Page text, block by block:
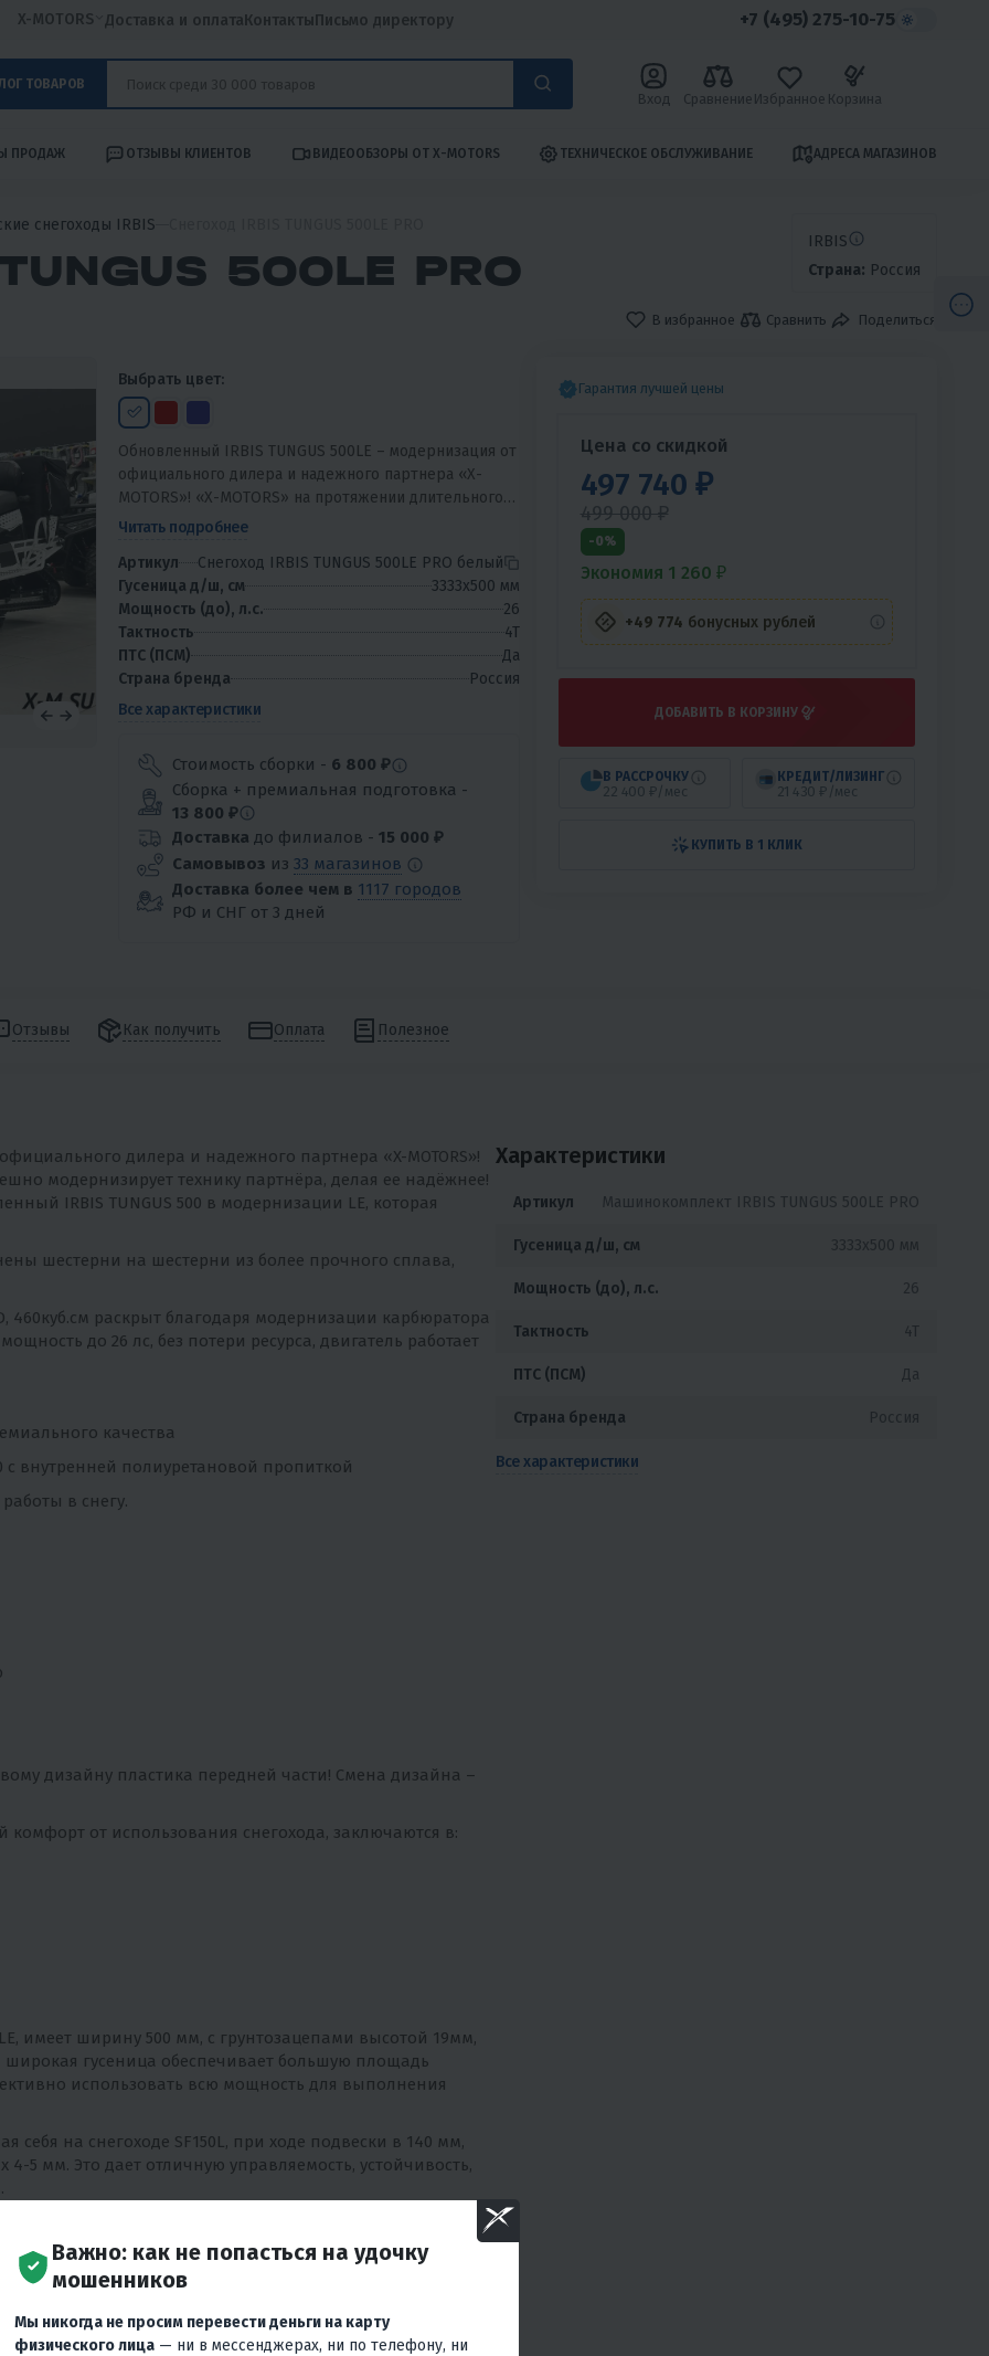
X-MOTORS Доставка и оплатаКонтактыПисьмо директору +7 (495) 275-10-75
ТОВАРОВ
Вход Сравнение Избранное Корзина
ПРОДАЖ ОТЗЫВЫ КЛИЕНТОВ ВИДЕООБЗОРЫ ОТ X-MOTORS ТЕХНИЧЕСКОЕ ОБСЛУЖИВАНИЕ АДРЕСА МАГАЗИНОВ
снегоходы IRBIS
500LE PRO
IRBIS
Страна: Россия
В избранное Сравнить Поделиться
Выбрать цвет:
Обновленный IRBIS TUNGUS 500LE – модернизация от
официального дилера и надежного партнера «X-
MOTORS»! «X-MOTORS» на протяжении длительного
времени успешно модернизирует технику партнёра,
Читать подробнее
Артикул
Снегоход IRBIS TUNGUS 500LE PRO белый
Гусеница д/ш, см
3333х500 мм
Мощность (до), л.с.
26
Тактность
4T
ПТС (ПСМ)
Да
Страна бренда
Россия
Все характеристики
Стоимость сборки - 6 800 ₽
Сборка + премиальная подготовка -
13 800 ₽
Доставка до филиалов - 15 000 ₽
Самовывоз из 33 магазинов
Доставка более чем в 1117 городов
РФ и СНГ от 3 дней
Гарантия лучшей цены
Цена со скидкой
497 740 ₽
499 000 ₽
-0%
Экономия 1 260 ₽
+49 774 бонусных рублей
ДОБАВИТЬ В КОРЗИНУ
В РАССРОЧКУ
22 400 ₽/мес
КРЕДИТ/ЛИЗИНГ
21 430 ₽/мес
КУПИТЬ В 1 КЛИК
Отзывы Как получить Оплата Полезное
дилера и надежного партнера «X-MOTORS»!
модернизирует технику партнёра, делая ее надёжнее!
IRBIS TUNGUS 500 в модернизации LE, которая
шестерни на шестерни из более прочного сплава,
460куб.см раскрыт благодаря модернизации карбюратора
до 26 лс, без потери ресурса, двигатель работает
качества
с внутренней полиуретановой пропиткой
в снегу.
дизайну пластика передней части! Смена дизайна –
от использования снегохода, заключаются в:
имеет ширину 500 мм, с грунтозацепами высотой 19мм,
широкая гусеница обеспечивает большую площадь
использовать всю мощность для выполнения
на снегоходе SF150L, при ходе подвески в 140 мм,
5 мм. Это дает отличную управляемость, устойчивость,
снегохода – широкая и длинная гусеница,
с функцией стояночного тормоза, надежная и простая
кофром объемом 42 литра, доступная цена.
крутую комплектацию опций:
объемом 460 куб.см.
Характеристики
Артикул Машинокомплект IRBIS TUNGUS 500LE PRO
Гусеница д/ш, см 3333х500 мм
Мощность (до), л.с. 26
Тактность 4T
ПТС (ПСМ) Да
Страна бренда Россия
Все характеристики
Важно: как не попасться на удочку
мошенников
Мы никогда не просим перевести деньги на карту
физического лица — ни в мессенджерах, ни по телефону, ни